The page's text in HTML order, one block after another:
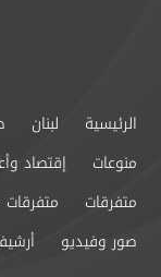
الرئيسية لبنان
منوعات
إقتصاد
متفرقات
صور وفيديو